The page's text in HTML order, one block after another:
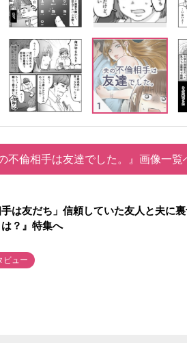
不倫相手は友達でした。』画像一覧
は友だち」信頼していた友人と夫に
？』特集へ
ビュー